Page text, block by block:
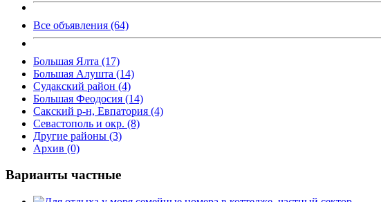
Все объявления (64)
Большая Ялта (17)
Большая Алушта (14)
Судакский район (4)
Большая Феодосия (14)
Сакский р-н, Евпатория (4)
Севастополь и окр. (8)
Другие районы (3)
Архив (0)
Варианты частные